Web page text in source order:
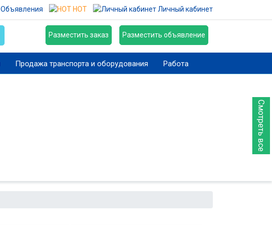
Объявления HOT Личный кабинет
Разместить заказ Разместить объявление
Продажа транспорта и оборудования Работа
Смотреть все